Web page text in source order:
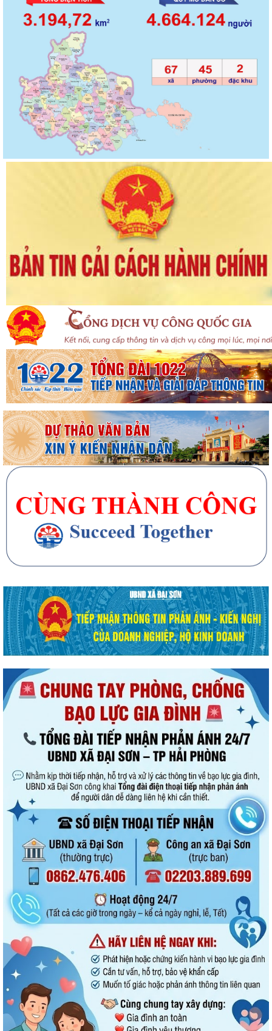
Đại Sơn trao 51 suất quà tặng nạn nhân chất độc da cam có hoàn
cảnh khó khăn
Doanh nghiệp kinh doanh lữ hành cần thực hiện đúng quy định về ký
quỹ theo pháp luật
QUYẾT ĐỊNH Về việc phân công Người phát ngôn và cung cấp thông tin
cho báo chí của Ủy ban nhân dân...
Tổ đại biểu HĐND thành phố số 14 tiếp xúc cử tri sau Kỳ họp thường lệ
giữa năm 2026
UBND xã Đại Sơn ban hành Quy chế xây dựng, quản lý và sử dụng
nghĩa trang nhân dân trên địa bàn xã
Công khai Quyết định Về việc ủy quyền cho Giám đốc Sở Y tế thực hiện
cấp, cấp lại giấy phép hoạt...
Xã Đại Sơn triển khai thực hiện Nghị quyết số 66.18/2026/NQ-CP của
Chính phủ về công tác phòng...
UBND xã Đại Sơn triển khai công tác tuyên truyền lần 01 tháng 8 năm
2026
Đình chỉ lưu hành, thu hồi và tiêu hủy mỹ phẩm vi phạm
Đại Sơn hoàn thành công tác tuyển sinh đầu cấp năm học 2026–2027
(đợt 1)
UBND xã Đại Sơn quán triệt, triển khai Quy chế nội bộ về phát ngôn và
cung cấp thông tin cho báo chí
XÃ ĐẠI SƠN TRIỂN KHAI CHIẾN DỊCH 90 NGÀY LÀM SẠCH, LÀM GIÀU,
CHUẨN HÓA DỮ LIỆU Y TẾ – NGƯỜI DÂN CẦN...
Đại Sơn tổ chức lấy mẫu hài cốt liệt sĩ chưa xác định danh tính để giám
định ADN
QUYẾT ĐỊNH Về việc ban hành Quy chế nội bộ về phát ngôn và cung
cấp thông tin cho báo chí của Ủy...
THÔNG BÁO Niêm yết công khai danh mục thủ tục hành chính ban
hành mới, bị bãi bỏ lĩnh vực hội...
Hướng dẫn cài đặt, sử dụng ứng dụng chăm sóc khách hàng (App EVN
CSKH) trên địa bàn xã Đại Sơn
Đại Sơn quyết liệt giải tỏa hành lang an toàn giao thông và chấm dứt
họp chợ tự phát tại thôn Kỳ Sơn
MTTQ xã Đại Sơn phối hợp đẩy mạnh tuyên truyền phong trào “Toàn
dân bảo vệ an ninh Tổ quốc” và các...
Tạo nguồn phát triển đảng viên – Nhiệm vụ trọng tâm của Đảng bộ xã
Đại Sơn